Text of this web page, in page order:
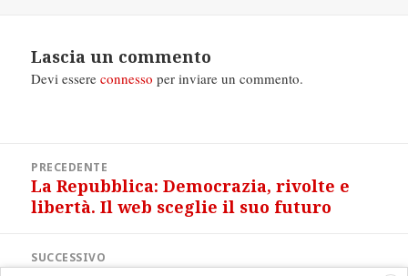
Lascia un commento
Devi essereconnesso per inviare un commento.
articoliPRECEDENTE
Articolo
precedente:
La Repubblica: Democrazia, rivolte e
libertà. Il web sceglie il suo futuro
SUCCESSIVO